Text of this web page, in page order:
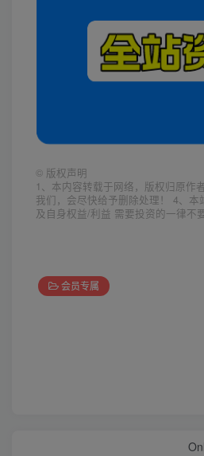
© 版权声明
1、本内容转载于网络，版权归原作
我们，会尽快给予删除处理！ 4、
及自身权益/利益 需要投资的一律不
会员专属